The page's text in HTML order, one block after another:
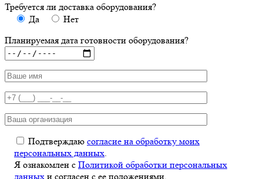
Требуется ли доставка оборудования?
Да
Нет
Планируемая дата готовности оборудования?
Подтверждаю согласие на обработку моих
персональных данных
Я ознакомлен с Политикой обработки персональных
данных и согласен с ее положениями.